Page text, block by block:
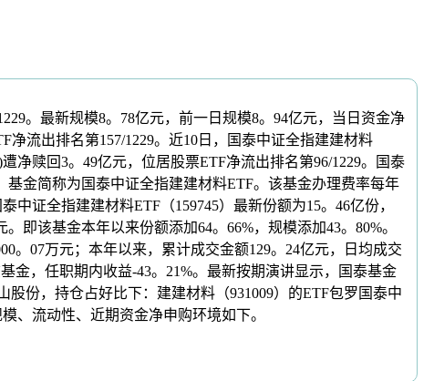
。最新规模8。78亿元，前一日规模8。94亿元，当日资金净
净流出排名第157/1229。近10日，国泰中证全指建建材料
净赎回3。49亿元，位居股票ETF净流出排名第96/1229。国泰
金简称为国泰中证全指建建材料ETF。该基金办理费率每年
中证全指建建材料ETF（159745）最新份额为15。46亿份，
即该基金本年以来份额添加64。66%，规模添加43。80%。
。07万元；本年以来，累计成交金额129。24亿元，日均成交
金，任职期内收益-43。21%。最新按期演讲显示，国泰基金
份，持仓占好比下：建建材料（931009）的ETF包罗国泰中
、流动性、近期资金净申购环境如下。